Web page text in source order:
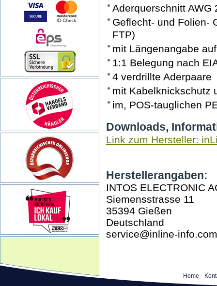
Aderquerschnitt AWG
Geflecht- und Folien-
FTP)
mit Längenangabe
1:1 Belegung nach
4 verdrillte Aderpaare
mit Kabelknickschutz
im, POS-tauglichen
Downloads,
Link zum Hersteller:
Herstellerangaben:
INTOS ELECTRONIC
Siemensstrasse 11
35394 Gießen
Deutschland
service@inline-info.com
Home